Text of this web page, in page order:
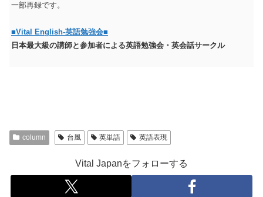
一部再録です。
■Vital English-英語勉強会■
日本最大級の講師と参加者による英語勉強会・英会話サークル
column 台風 英単語 英語表現
Vital Japanをフォローする